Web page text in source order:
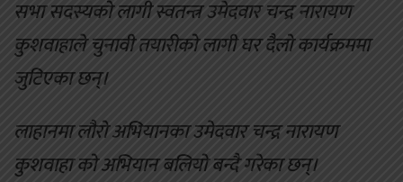
सभा सदस्यको लागी स्वतन्त्र उमेदवार चन्द्र नारायण
कुशवाहाले चुनावी तयारीको लागी घर दैलो कार्यक्रममा
जुटिएका छन्।
लाहानमा लौरो अभियानका उमेदवार चन्द्र नारायण
कुशवाहा को अभियान बलियो बन्दै गरेका छन्।